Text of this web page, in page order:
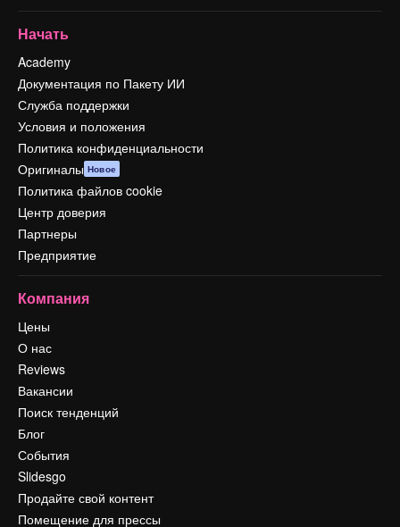
Начать
Academy
Документация по Пакету ИИ
Служба поддержки
Условия и положения
Политика конфиденциальности
Оригиналы Новое
Политика файлов cookie
Центр доверия
Партнеры
Предприятие
Компания
Цены
О нас
Reviews
Вакансии
Поиск тенденций
Блог
События
Slidesgo
Продайте свой контент
Помещение для прессы